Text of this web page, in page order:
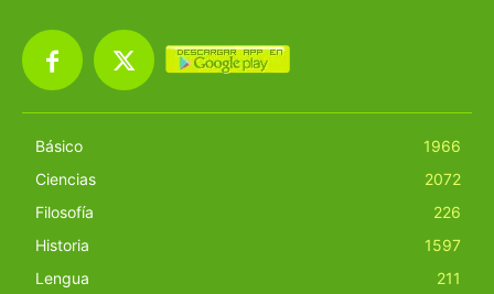
Básico
1966
Ciencias
2072
Filosofía
226
Historia
1597
Lengua
211